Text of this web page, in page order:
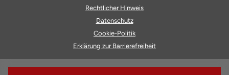
Rechtlicher Hinweis
Datenschutz
Cookie-Politik
Erklärung zur Barrierefreiheit